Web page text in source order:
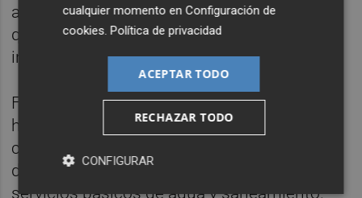
afectadas por el conflicto armado interno y
que además están acusando una elevada
incidencia de COVID-19.
Finalmente, el Ayuntamiento de Cartagena
ha apoyado el trabajo de UNICEF en Siria,
concretamente la lucha contra los efectos
de la COVID-19 mediante el suministro de
servicios básicos de agua y saneamiento.
cualquier momento enConfiguración de
cookies .Política de privacidad
ACEPTAR TODO
RECHAZAR TODO
CONFIGURAR